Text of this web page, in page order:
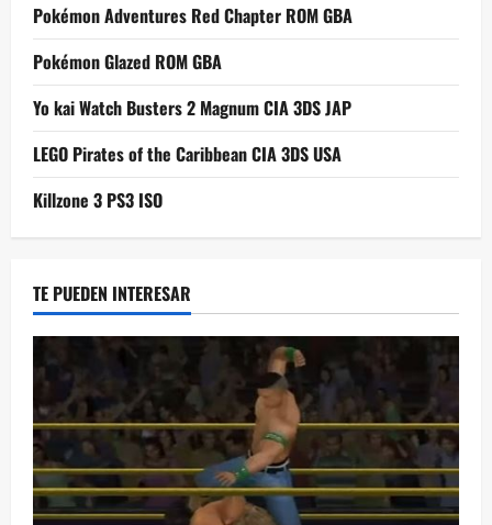
Pokémon Adventures Red Chapter ROM GBA
Pokémon Glazed ROM GBA
Yo kai Watch Busters 2 Magnum CIA 3DS JAP
LEGO Pirates of the Caribbean CIA 3DS USA
Killzone 3 PS3 ISO
TE PUEDEN INTERESAR